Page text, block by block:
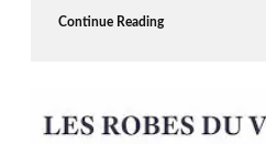
Continue Reading